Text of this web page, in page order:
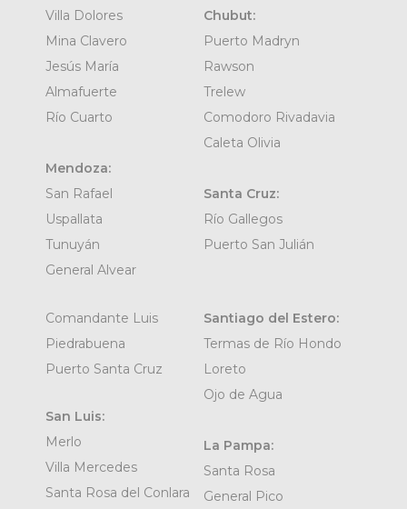
Villa Dolores
Mina Clavero
Jesús María
Almafuerte
Río Cuarto
Mendoza:
San Rafael
Uspallata
Tunuyán
General Alvear
Chubut:
Puerto Madryn
Rawson
Trelew
Comodoro Rivadavia
Caleta Olivia
Santa Cruz:
Río Gallegos
Puerto San Julián
Comandante Luis
Piedrabuena
Puerto Santa Cruz
San Luis:
Merlo
Villa Mercedes
Santa Rosa del Conlara
Santiago del Estero:
Termas de Río Hondo
Loreto
Ojo de Agua
La Pampa:
Santa Rosa
General Pico